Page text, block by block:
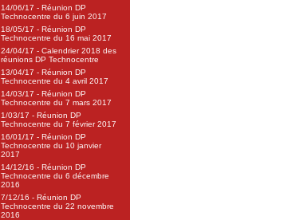
14/06/17 - Réunion DP
Technocentre du 6 juin 2017
18/05/17 - Réunion DP
Technocentre du 16 mai 2017
24/04/17 - Calendrier 2018 des
réunions DP Technocentre
13/04/17 - Réunion DP
Technocentre du 4 avril 2017
14/03/17 - Réunion DP
Technocentre du 7 mars 2017
1/03/17 - Réunion DP
Technocentre du 7 février 2017
16/01/17 - Réunion DP
Technocentre du 10 janvier
2017
14/12/16 - Réunion DP
Technocentre du 6 décembre
2016
7/12/16 - Réunion DP
Technocentre du 22 novembre
2016